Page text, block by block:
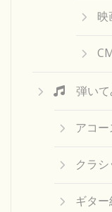
映
弾いて
アコ
クラ
ギタ